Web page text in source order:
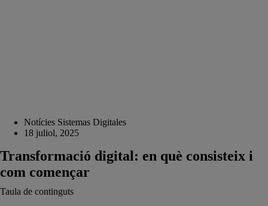
Notícies Sistemas Digitales
18 juliol, 2025
Transformació digital: en què consisteix i
com començar
Taula de continguts